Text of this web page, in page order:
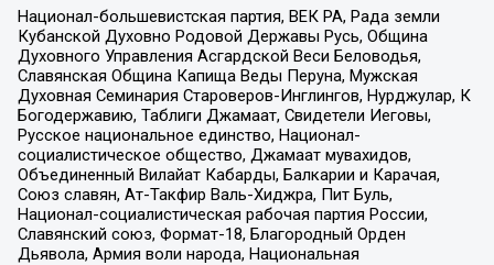
Национал-большевистская партия, ВЕК РА, Рада земли
Кубанской Духовно Родовой Державы Русь, Община
Духовного Управления Асгардской Веси Беловодья,
Славянская Община Капища Веды Перуна, Мужская
Духовная Семинария Староверов-Инглингов, Нурджулар, К
Богодержавию, Таблиги Джамаат, Свидетели Иеговы,
Русское национальное единство, Национал-
социалистическое общество, Джамаат мувахидов,
Объединенный Вилайат Кабарды, Балкарии и Карачая,
Союз славян, Ат-Такфир Валь-Хиджра, Пит Буль,
Национал-социалистическая рабочая партия России,
Славянский союз, Формат-18, Благородный Орден
Дьявола, Армия воли народа, Национальная